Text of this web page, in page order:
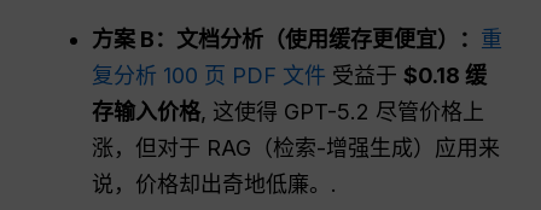
方案 B：文档分析（使用缓存更便宜）： 重
复分析 100 页 PDF 文件 受益于$0.18 缓
存输入价格, 这使得 GPT-5.2 尽管价格上
涨，但对于 RAG（检索-增强生成）应用来
说，价格却出奇地低廉。.